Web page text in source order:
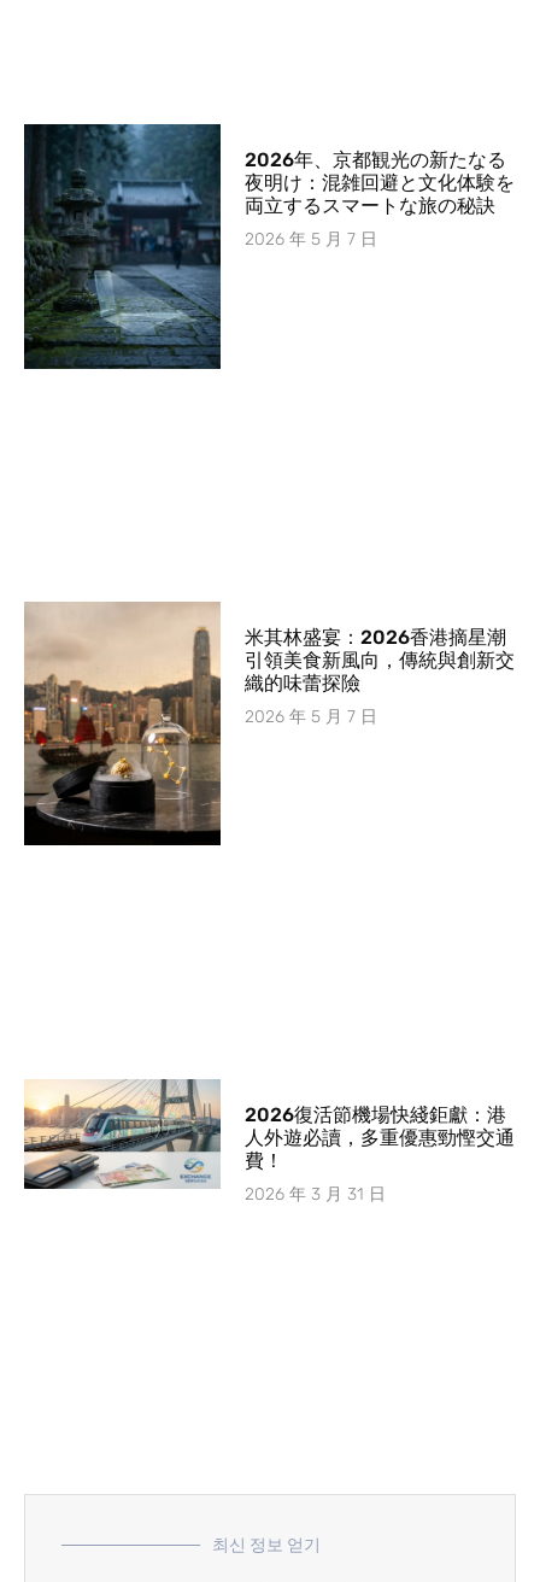
2026年、京都観光の新たなる
夜明け：混雑回避と文化体験を
両立するスマートな旅の秘訣
2026 年 5 月 7 日
米其林盛宴：2026香港摘星潮
引領美食新風向，傳統與創新交
織的味蕾探險
2026 年 5 月 7 日
2026復活節機場快綫鉅獻：港
人外遊必讀，多重優惠勁慳交通
費！
2026 年 3 月 31 日
최신 정보 얻기